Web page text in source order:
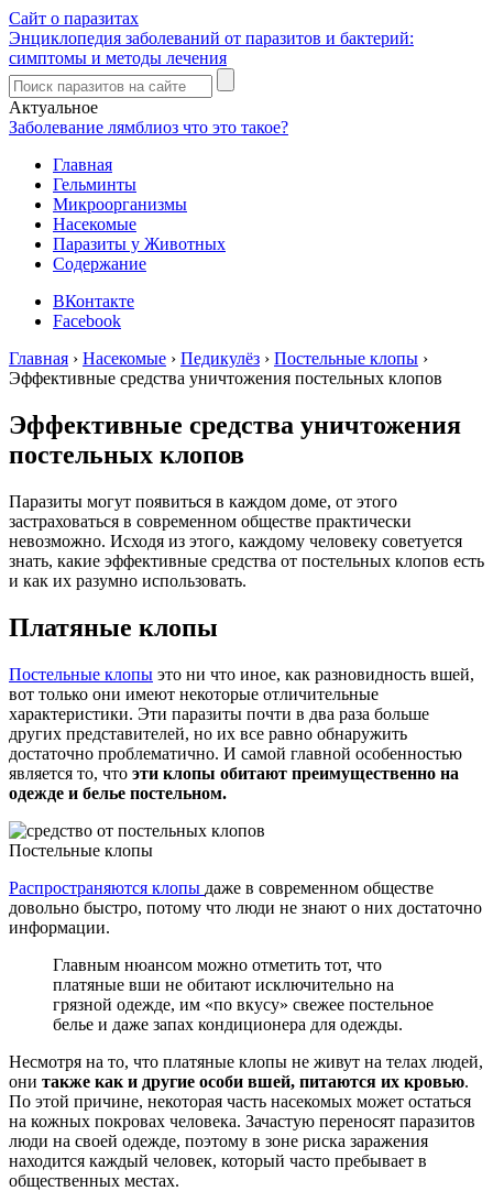
Сайт о паразитах
Энциклопедия заболеваний от паразитов и бактерий:
симптомы и методы лечения
Актуальное
Заболевание лямблиоз что это такое?
Главная
Гельминты
Микроорганизмы
Насекомые
Паразиты у Животных
Содержание
ВКонтакте
Facebook
Главная › Насекомые › Педикулёз › Постельные клопы ›
Эффективные средства уничтожения постельных клопов
Эффективные средства уничтожения
постельных клопов
Паразиты могут появиться в каждом доме, от этого
застраховаться в современном обществе практически
невозможно. Исходя из этого, каждому человеку советуется
знать, какие эффективные средства от постельных клопов есть
и как их разумно использовать.
Платяные клопы
Постельные клопы это ни что иное, как разновидность вшей,
вот только они имеют некоторые отличительные
характеристики. Эти паразиты почти в два раза больше
других представителей, но их все равно обнаружить
достаточно проблематично. И самой главной особенностью
является то, что эти клопы обитают преимущественно на
одежде и белье постельном.
Постельные клопы
Распространяются клопы даже в современном обществе
довольно быстро, потому что люди не знают о них достаточно
информации.
Главным нюансом можно отметить тот, что
платяные вши не обитают исключительно на
грязной одежде, им «по вкусу» свежее постельное
белье и даже запах кондиционера для одежды.
Несмотря на то, что платяные клопы не живут на телах людей,
они также как и другие особи вшей, питаются их кровью.
По этой причине, некоторая часть насекомых может остаться
на кожных покровах человека. Зачастую переносят паразитов
люди на своей одежде, поэтому в зоне риска заражения
находится каждый человек, который часто пребывает в
общественных местах.